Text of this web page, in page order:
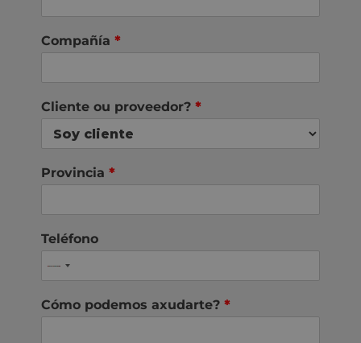
Compañía *
Cliente ou proveedor? *
Provincia *
Teléfono
Cómo podemos axudarte? *